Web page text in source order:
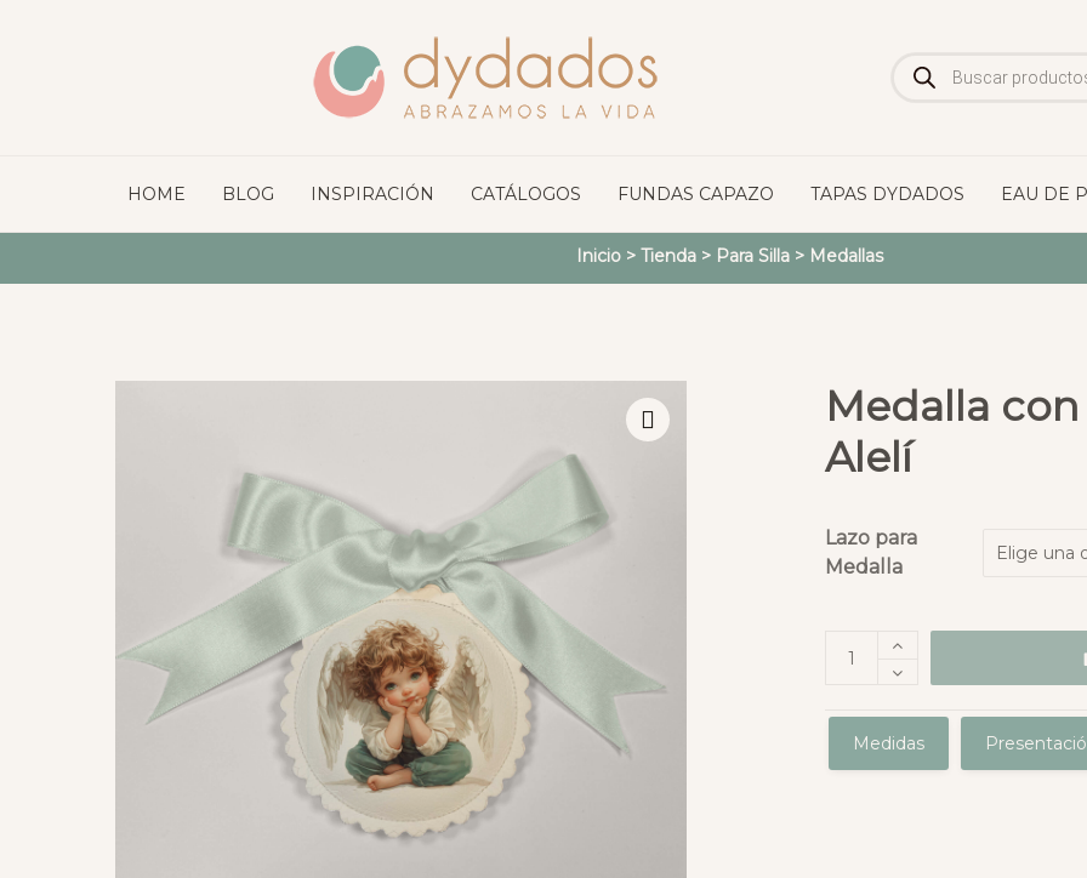
de
productos
HOME BLOG INSPIRACIÓN CATÁLOGOS FUNDAS CAPAZO TAPAS DYDADOS EAU DE
Inicio> Tienda> Para Silla> Medallas
Medalla
Alelí
Lazo para
Medalla
Medidas